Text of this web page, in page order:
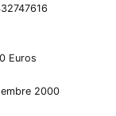
Euros
2000